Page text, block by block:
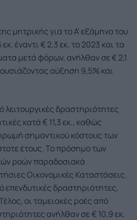
μητρικής για το Α' εξάμηνο του
έναντι € 2,3 εκ. το 2023 και τα
μετά φόρων, ανήλθαν σε € 2,1
αύξηση 9,5% και
λειτουργικές δραστηριότητες
κατά € 11,3 εκ., καθώς
σημαντικού κόστους των
έτους. Το πρόσημο των
ροών παραδοσιακά
Οικονομικές Καταστάσεις.
επενδυτικές δραστηριότητες,
οι ταμειακές ροές από
ανήλθαν σε € 10,9 εκ.